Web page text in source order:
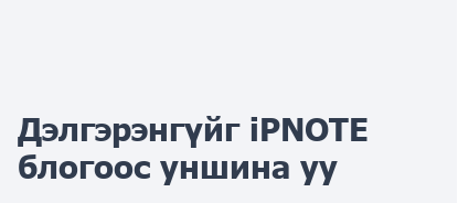
Дэлгэрэнгүйг iPNOTE
блогоос уншина уу